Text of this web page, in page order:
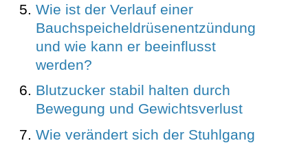
Wie ist der Verlauf einer
Bauchspeicheldrüsenentzündung
und wie kann er beeinflusst
werden?
Blutzucker stabil halten durch
Bewegung und Gewichtsverlust
Wie verändert sich der Stuhlgang